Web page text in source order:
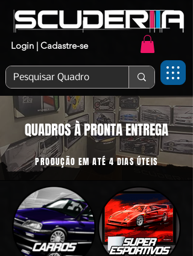
Login | Cadastre-se
QUADROS À PRONTA ENTREGA
PRODUÇÃO EM ATÉ 4 DIAS ÚTEIS